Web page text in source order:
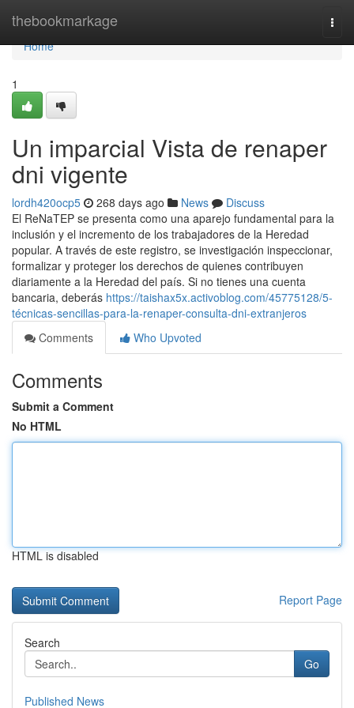
thebookmarkage
Home
Home
1
Un imparcial Vista de renaper
dni vigente
lordh420ocp5 268 days ago News
Discuss
El⁣ ReNaTEP se presenta como ‍una ⁣aparejo fundamental para la
inclusión y el incremento de los trabajadores de la Heredad
popular. ⁣A través de este registro,⁣ se investigación inspeccionar,
formalizar y proteger los derechos de quienes contribuyen
diariamente a la Heredad del país. Si no​ tienes una cuenta
bancaria, deberás https://taishax5x.activoblog.com/45775128/5-
técnicas-sencillas-para-la-renaper-consulta-dni-extranjeros
Comments
Who Upvoted
Comments
Submit a Comment
No HTML
HTML is disabled
Report Page
Search
Go
Published News